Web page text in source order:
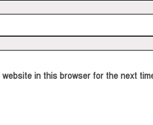
in this browser for the next time